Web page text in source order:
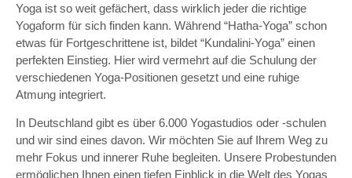
Yoga ist so weit gefächert, dass wirklich jeder die richtige
Yogaform für sich finden kann. Während “Hatha-Yoga” schon
etwas für Fortgeschrittene ist, bildet “Kundalini-Yoga” einen
perfekten Einstieg. Hier wird vermehrt auf die Schulung der
verschiedenen Yoga-Positionen gesetzt und eine ruhige
Atmung integriert.
In Deutschland gibt es über 6.000 Yogastudios oder -schulen
und wir sind eines davon. Wir möchten Sie auf Ihrem Weg zu
mehr Fokus und innerer Ruhe begleiten. Unsere Probestunden
ermöglichen Ihnen einen tiefen Einblick in die Welt des Yogas